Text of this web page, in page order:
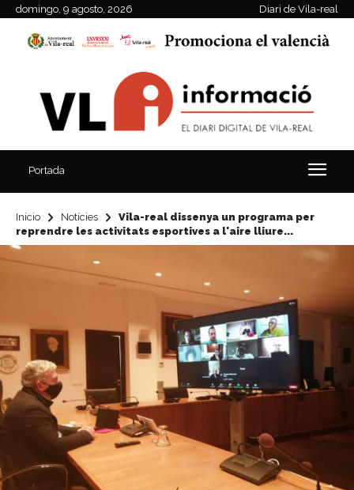
domingo, 9 agosto, 2026 Diari de Vila-real
Portada
Inicio Notícies
Vila-real dissenya un programa per
reprendre les activitats esportives a l'aire lliure...